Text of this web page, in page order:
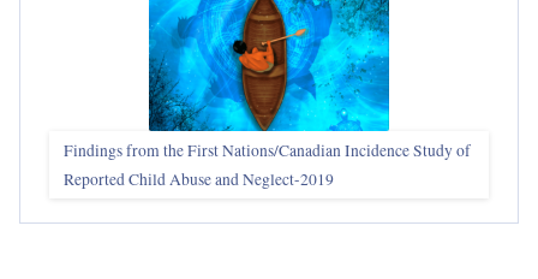
Findings from the First Nations/Canadian Incidence Study of
Reported Child Abuse and Neglect-2019